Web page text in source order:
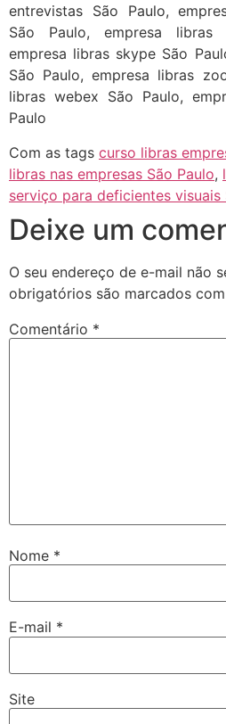
entrevistas São Paulo,
São Paulo, empresa libras
empresa libras skype São
São Paulo, empresa libras
libras webex São Paulo,
Paulo
Com as tags curso libras
libras nas empresas São Paulo,
serviço para deficientes visuais
Deixe um
O seu endereço de e-mail não
obrigatórios são marcados com
Comentário *
Nome *
E-mail *
Site